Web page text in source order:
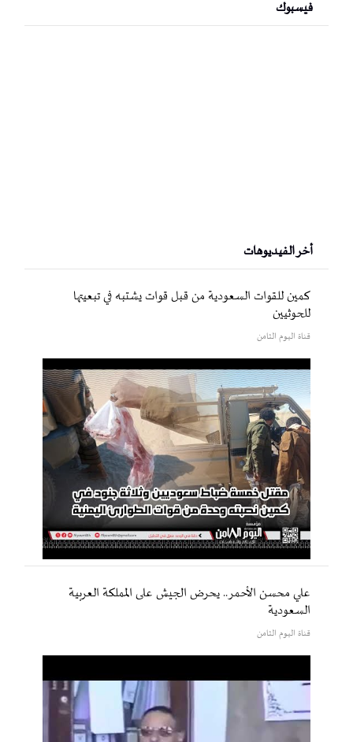
فيسبوك
أخر الفيديوهات
كمين للقوات السعودية من قبل قوات يشتبه في تبعيتها
للحوثيين
قناة اليوم الثامن
علي محسن الأحمر.. يحرض الجيش على المملكة العربية
السعودية
قناة اليوم الثامن